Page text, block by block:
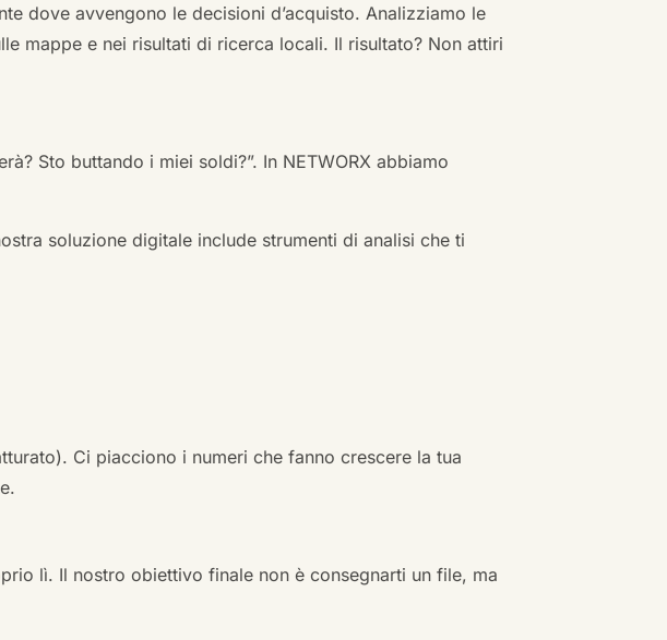
dove avvengono le decisioni d’acquisto. Analizziamo le
mappe e nei risultati di ricerca locali. Il risultato? Non attiri
Sto buttando i miei soldi?”. In NETWORX abbiamo
soluzione digitale include strumenti di analisi che ti
Ci piacciono i numeri che fanno crescere la tua
lì. Il nostro obiettivo finale non è consegnarti un file, ma